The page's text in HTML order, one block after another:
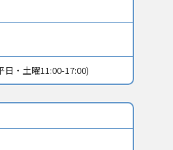
日・土曜11:00-17:00)